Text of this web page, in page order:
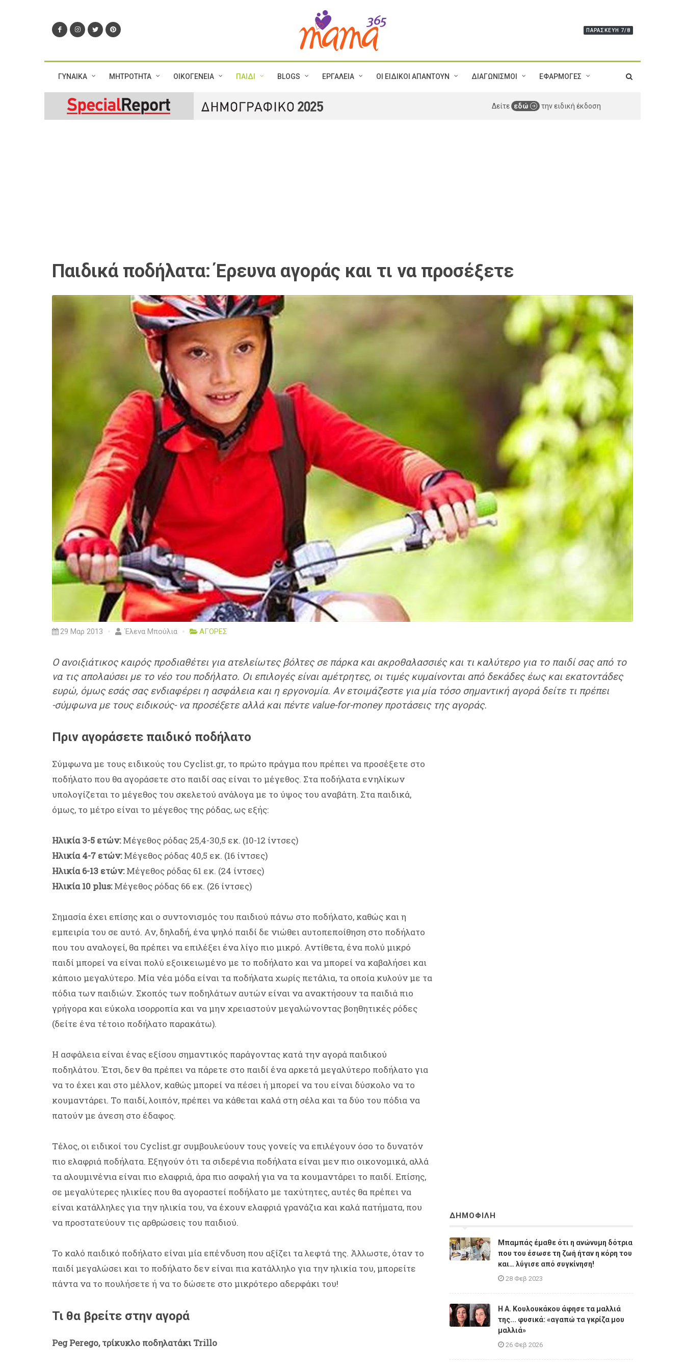
ΠΑΡΑΣΚΕΥΉ 7/8
ΓΥΝΑΙΚΑ ΜΗΤΡΟΤΗΤΑ ΟΙΚΟΓΕΝΕΙΑ ΠΑΙΔΙ BLOGS ΕΡΓΑΛΕΙΑ ΟΙ ΕΙΔΙΚΟΙ ΑΠΑΝΤΟΥΝ ΔΙΑΓΩΝΙΣΜΟΙ ΕΦΑΡΜΟΓΕΣ
Δείτε εδώ την ειδική έκδοση
Παιδικά ποδήλατα: Έρευνα αγοράς και τι να προσέξετε
29 Μαρ 2013 Έλενα Μπούλια ΑΓΟΡΕΣ
Ο ανοιξιάτικος καιρός προδιαθέτει για ατελείωτες βόλτες σε πάρκα και ακροθαλασσιές και τι καλύτερο για το παιδί σας από το
να τις απολαύσει με το νέο του ποδήλατο. Οι επιλογές είναι αμέτρητες, οι τιμές κυμαίνονται από δεκάδες έως και εκατοντάδες
ευρώ, όμως εσάς σας ενδιαφέρει η ασφάλεια και η εργονομία. Αν ετοιμάζεστε για μία τόσο σημαντική αγορά δείτε τι πρέπει
-σύμφωνα με τους ειδικούς- να προσέξετε αλλά και πέντε value-for-money προτάσεις της αγοράς.
Πριν αγοράσετε παιδικό ποδήλατο
Σύμφωνα με τους ειδικούς του Cyclist.gr, το πρώτο πράγμα που πρέπει να προσέξετε στο
ποδήλατο που θα αγοράσετε στο παιδί σας είναι το μέγεθος. Στα ποδήλατα ενηλίκων
υπολογίζεται το μέγεθος του σκελετού ανάλογα με το ύψος του αναβάτη. Στα παιδικά,
όμως, το μέτρο είναι το μέγεθος της ρόδας, ως εξής:
Ηλικία 3-5 ετών:Μέγεθος ρόδας 25,4-30,5 εκ. (10-12 ίντσες)
Ηλικία 4-7 ετών:Μέγεθος ρόδας 40,5 εκ. (16 ίντσες)
Ηλικία 6-13 ετών:Μέγεθος ρόδας 61 εκ. (24 ίντσες)
Ηλικία 10 plus:Μέγεθος ρόδας 66 εκ. (26 ίντσες)
Σημασία έχει επίσης και ο συντονισμός του παιδιού πάνω στο ποδήλατο, καθώς και η
εμπειρία του σε αυτό. Αν, δηλαδή, ένα ψηλό παιδί δε νιώθει αυτοπεποίθηση στο ποδήλατο
που του αναλογεί, θα πρέπει να επιλέξει ένα λίγο πιο μικρό. Αντίθετα, ένα πολύ μικρό
παιδί μπορεί να είναι πολύ εξοικειωμένο με το ποδήλατο και να μπορεί να καβαλήσει και
κάποιο μεγαλύτερο. Μία νέα μόδα είναι τα ποδήλατα χωρίς πετάλια, τα οποία κυλούν με τα
πόδια των παιδιών. Σκοπός των ποδηλάτων αυτών είναι να ανακτήσουν τα παιδιά πιο
γρήγορα και εύκολα ισορροπία και να μην χρειαστούν μεγαλώνοντας βοηθητικές ρόδες
(δείτε ένα τέτοιο ποδήλατο παρακάτω).
Η ασφάλεια είναι ένας εξίσου σημαντικός παράγοντας κατά την αγορά παιδικού
ποδηλάτου. Έτσι, δεν θα πρέπει να πάρετε στο παιδί ένα αρκετά μεγαλύτερο ποδήλατο για
να το έχει και στο μέλλον, καθώς μπορεί να πέσει ή μπορεί να του είναι δύσκολο να το
κουμαντάρει. Το παιδί, λοιπόν, πρέπει να κάθεται καλά στη σέλα και τα δύο του πόδια να
πατούν με άνεση στο έδαφος.
Τέλος, οι ειδικοί του Cyclist.gr συμβουλεύουν τους γονείς να επιλέγουν όσο το δυνατόν
πιο ελαφριά ποδήλατα. Εξηγούν ότι τα σιδερένια ποδήλατα είναι μεν πιο οικονομικά, αλλά
τα αλουμινένια είναι πιο ελαφριά, άρα πιο ασφαλή για να τα κουμαντάρει το παιδί. Επίσης,
σε μεγαλύτερες ηλικίες που θα αγοραστεί ποδήλατο με ταχύτητες, αυτές θα πρέπει να
είναι κατάλληλες για την ηλικία του, να έχουν ελαφριά γρανάζια και καλά πατήματα, που
να προστατεύουν τις αρθρώσεις του παιδιού.
Το καλό παιδικό ποδήλατο είναι μία επένδυση που αξίζει τα λεφτά της. Άλλωστε, όταν το
παιδί μεγαλώσει και το ποδήλατο δεν είναι πια κατάλληλο για την ηλικία του, μπορείτε
πάντα να το πουλήσετε ή να το δώσετε στο μικρότερο αδερφάκι του!
Τι θα βρείτε στην αγορά
Peg Perego, τρίκυκλο ποδηλατάκι Trillo
ΔΗΜΟΦΙΛΗ
Μπαμπάς έμαθε ότι η ανώνυμη δότρια
που του έσωσε τη ζωή ήταν η κόρη του
και… λύγισε από συγκίνηση!
28 Φεβ 2023
Η A. Κουλουκάκου άφησε τα μαλλιά
της... φυσικά: «αγαπώ τα γκρίζα μου
μαλλιά»
26 Φεβ 2026